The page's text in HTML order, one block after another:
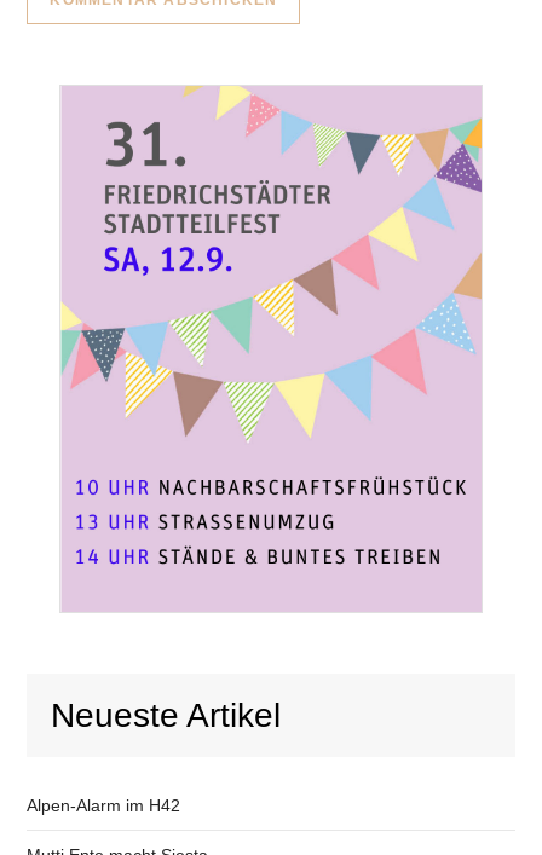
Neueste Artikel
Alpen-Alarm im H42